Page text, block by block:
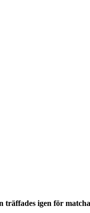
igen för